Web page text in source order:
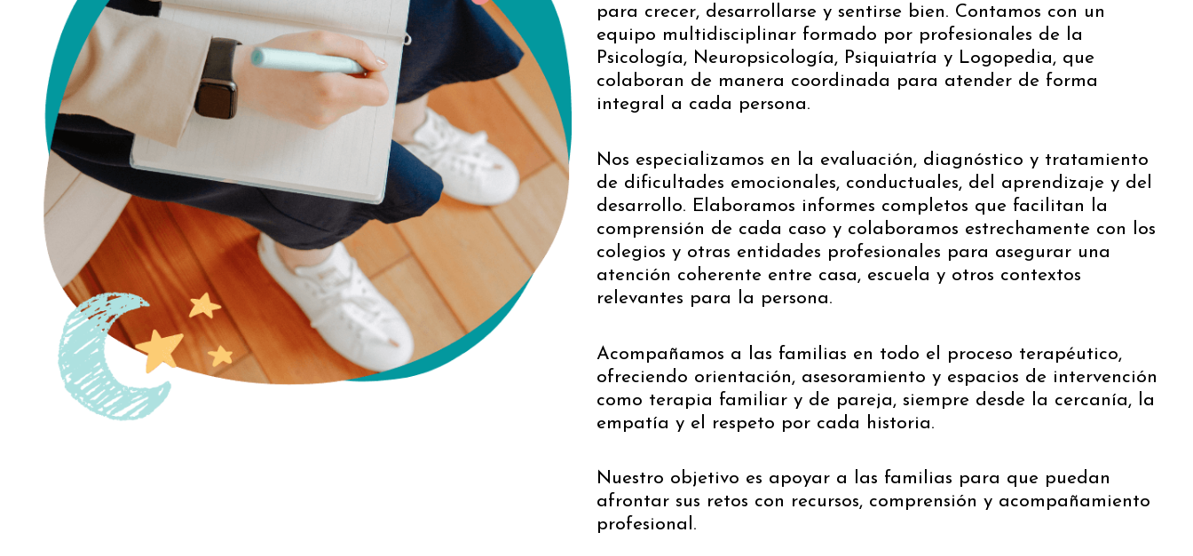
para crecer, desarrollarse y sentirse bien. Contamos con un
equipo multidisciplinar formado por profesionales de la
Psicología, Neuropsicología, Psiquiatría y Logopedia, que
colaboran de manera coordinada para atender de forma
integral a cada persona.
Nos especializamos en la evaluación, diagnóstico y tratamiento
de dificultades emocionales, conductuales, del aprendizaje y del
desarrollo. Elaboramos informes completos que facilitan la
comprensión de cada caso y colaboramos estrechamente con los
colegios y otras entidades profesionales para asegurar una
atención coherente entre casa, escuela y otros contextos
relevantes para la persona.
Acompañamos a las familias en todo el proceso terapéutico,
ofreciendo orientación, asesoramiento y espacios de intervención
como terapia familiar y de pareja, siempre desde la cercanía, la
empatía y el respeto por cada historia.
Nuestro objetivo es apoyar a las familias para que puedan
afrontar sus retos con recursos, comprensión y acompañamiento
profesional.